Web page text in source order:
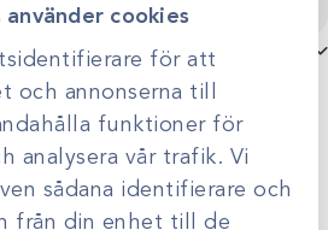
cookies
för att
och annonserna till
funktioner för
analysera vår trafik. Vi
sådana identifierare och
från din enhet till de
Diatermistift och blad